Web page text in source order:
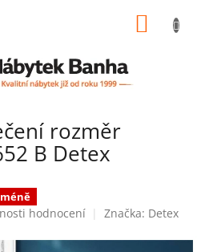
rozměr
B Detex
hodnocení Značka: Detex